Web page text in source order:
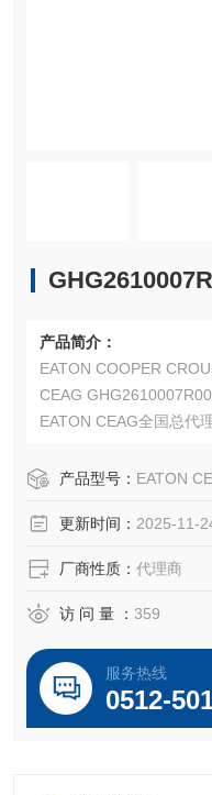
产品简介：
EATON COOPER
CEAG
EATON CEAG全国总代
产品型号： EATON
更新时间： 2025-11-
厂商性质： 代理商
访 问 量 ： 359
服务热线
0512-